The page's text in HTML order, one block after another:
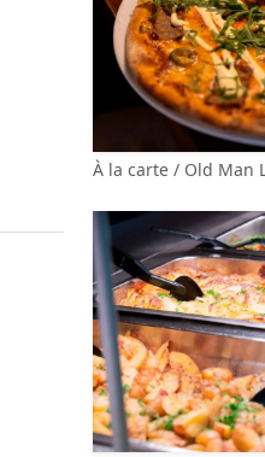
À la carte / Old Man